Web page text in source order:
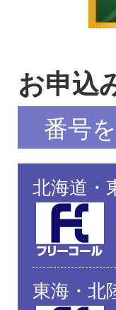
お申込
番号
北海道・
東海・北